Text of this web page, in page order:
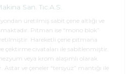
San. Tıc.A.S.
üretilmiş sabit çene altlığı ve
Pitman ise “mono blok”
Hareketli çene pitmana
çektirme civataları ile sabitlenmiştir.
veya krom alaşımlı olarak
Astar ve çeneler “tersyüz” mantığı ile